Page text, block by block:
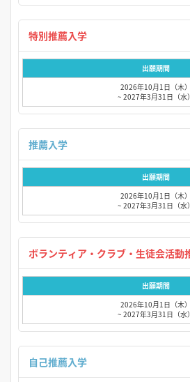
出願期間
2026年10月1日（木）
~ 2027年3月31日（水）
出願期間
2026年10月1日（木）
~ 2027年3月31日（水）
出願期間
2026年10月1日（木）
~ 2027年3月31日（水）